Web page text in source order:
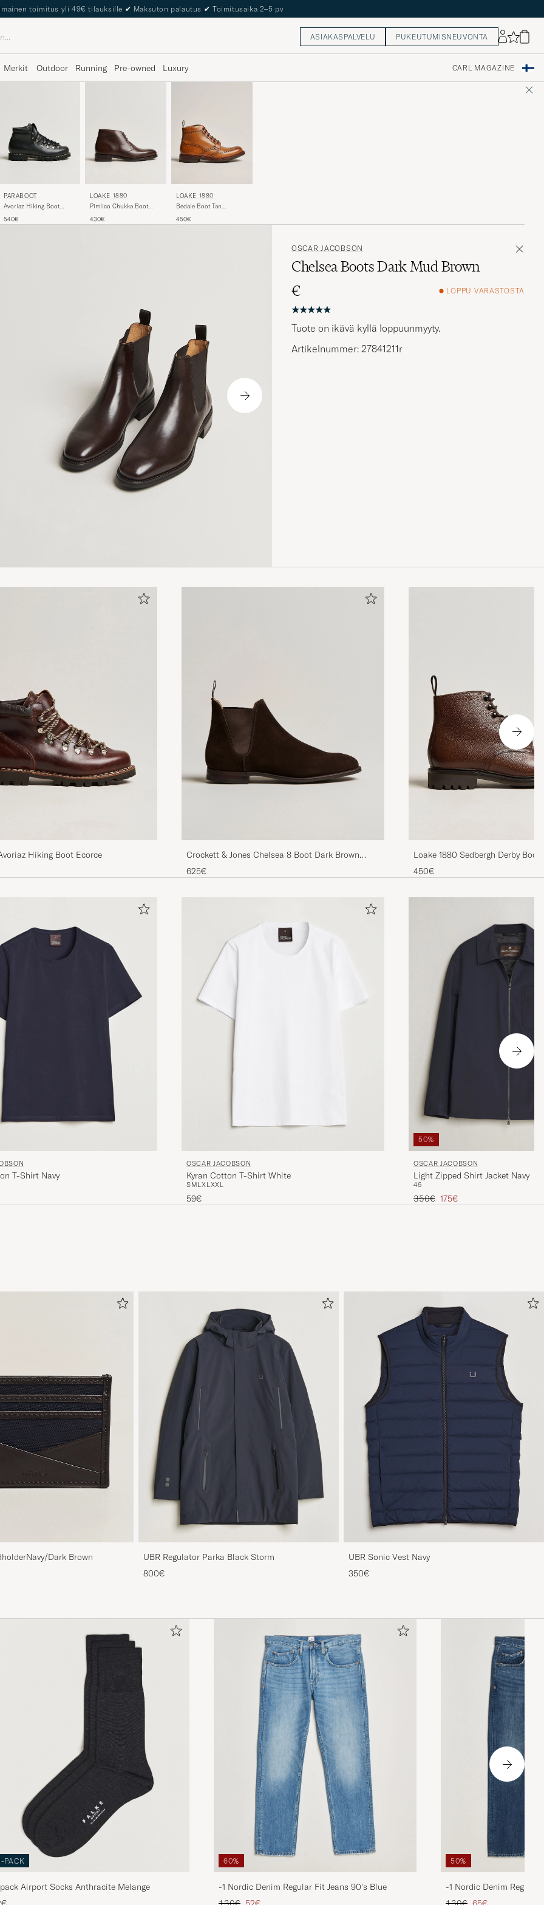
The Care of Carl Passport
ASIAKASPALVELU PUKEUTUMISNEUVONTA
Merkit Outdoor Running Pre-owned Luxury CARL MAGAZINE
PARABOOT
Avoriaz Hiking Boot
540€
LOAKE 1880
Pimlico Chukka Boot
430€
LOAKE 1880
Bedale Boot Tan
450€
OSCAR JACOBSON
Chelsea Boots Dark Mud Brown
€
LOPPU VARASTOSTA
Tuote on ikävä kyllä loppuunmyyty.
Artikelnummer: 27841211r
Hiking Boot Ecorce
Crockett & Jones Chelsea 8 Boot Dark Brown
Suede
625€
Loake 1880 Sedbergh Derby
Calf
450€
T-Shirt Navy
OSCAR JACOBSON
Kyran Cotton T-Shirt White
SMLXL XXL
59€
50%
OSCAR JACOBSON
Light Zipped Shirt Jacket Navy
46
Tavallinen hinta
350€ Alennettu hinta
175€
Dark Brown
UBR Regulator Parka Black Storm
800€
UBR Sonic Vest Navy
350€
PACK
Airport Socks Anthracite Melange
60%
-1 Nordic Denim Regular Fit Jeans 90's Blue
Tavallinen hinta
Alennettu hinta
50%
-1 Nordic Denim Regular
Tavallinen hinta
Alennettu hinta